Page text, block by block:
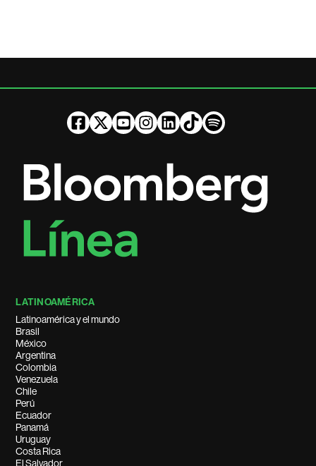
LATINOAMÉRICA
Latinoamérica y el mundo
Brasil
México
Argentina
Colombia
Venezuela
Chile
Perú
Ecuador
Panamá
Uruguay
Costa Rica
El Salvador